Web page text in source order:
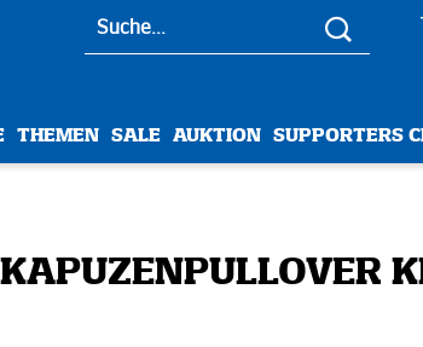
THEMEN SALE AUKTION SUPPORTERS
KAPUZENPULLOVER